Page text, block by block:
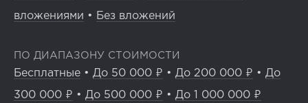
вложениями • Без вложений
ПО ДИАПАЗОНУ СТОИМОСТИ
Бесплатные • До 50 000 ₽ • До 200 000 ₽ • До
300 000 ₽ • До 500 000 ₽ • До 1 000 000 ₽